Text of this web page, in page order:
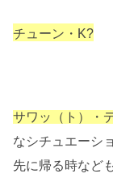
チューン・K?
サワッ（ト）・
なシチュエーシ
先に帰る時など